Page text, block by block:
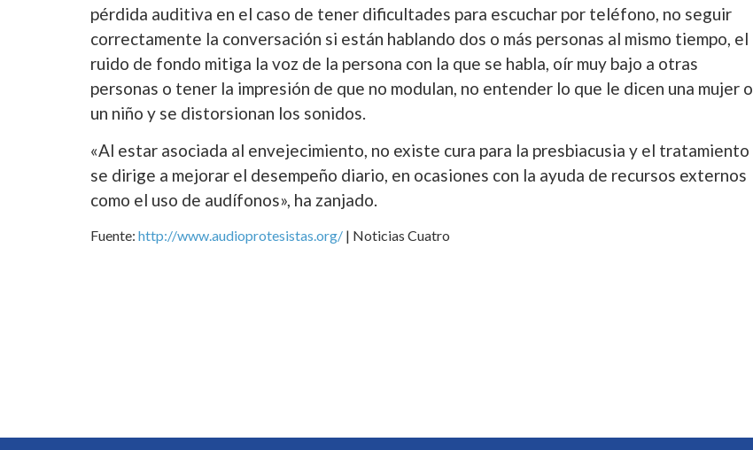
pérdida auditiva en el caso de tener dificultades para escuchar por teléfono, no seguir
correctamente la conversación si están hablando dos o más personas al mismo tiempo, el
ruido de fondo mitiga la voz de la persona con la que se habla, oír muy bajo a otras
personas o tener la impresión de que no modulan, no entender lo que le dicen una mujer o
un niño y se distorsionan los sonidos.
«Al estar asociada al envejecimiento, no existe cura para la presbiacusia y el tratamiento
se dirige a mejorar el desempeño diario, en ocasiones con la ayuda de recursos externos
como el uso de audífonos», ha zanjado.
Fuente: http://www.audioprotesistas.org/ | Noticias Cuatro